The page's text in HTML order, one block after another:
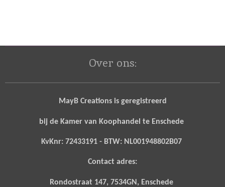
Over ons:
MayB Creations is geregistreerd
bij de Kamer van Koophandel te Enschede
KvKnr: 72433191 - BTW: NL001948802B07
Contact adres:
Rondostraat 147, 7534GN, Enschede